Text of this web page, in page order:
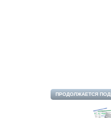
ПРОДОЛЖАЕТСЯ